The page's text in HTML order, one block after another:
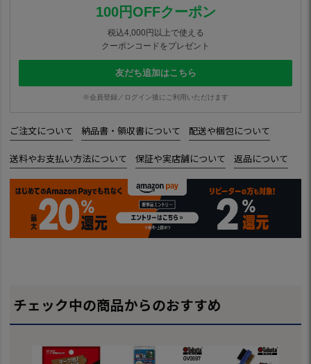
100円OFFクーポン
税込4,000円以上で使える
クーポンコードをプレゼント
友だち追加はこちら
※会員登録／ログイン後にご利用いただけます
ご注文について 納品書・領収書について 配送や梱包について
送料やお支払い方法について 保証や実店舗について 返品について
チェック中の商品からのおすすめ